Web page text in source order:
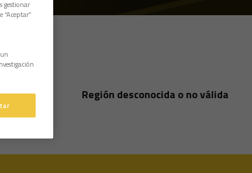
País Región desconocida o no válida
gestionar
“Aceptar”